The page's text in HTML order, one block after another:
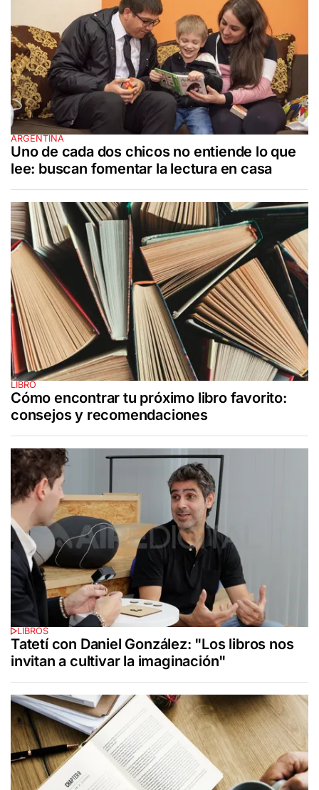
ARGENTINA
Uno de cada dos chicos no entiende lo que
lee: buscan fomentar la lectura en casa
LIBRO
Cómo encontrar tu próximo libro favorito:
consejos y recomendaciones
LIBROS
Tatetí con Daniel González: "Los libros nos
invitan a cultivar la imaginación"